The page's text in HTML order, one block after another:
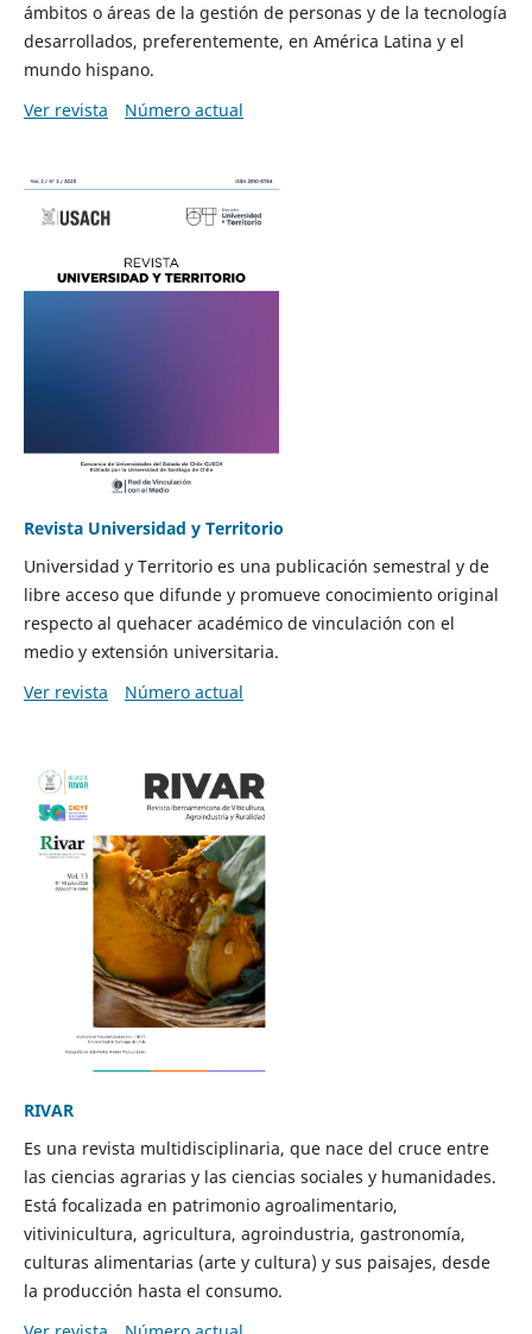
ámbitos o áreas de la gestión de personas y de la tecnología
desarrollados, preferentemente, en América Latina y el
mundo hispano.
Ver revista
Número actual
Revista Universidad y Territorio
Universidad y Territorio es una publicación semestral y de
libre acceso que difunde y promueve conocimiento original
respecto al quehacer académico de vinculación con el
medio y extensión universitaria.
Ver revista
Número actual
RIVAR
Es una revista multidisciplinaria, que nace del cruce entre
las ciencias agrarias y las ciencias sociales y humanidades.
Está focalizada en patrimonio agroalimentario,
vitivinicultura, agricultura, agroindustria, gastronomía,
culturas alimentarias (arte y cultura) y sus paisajes, desde
la producción hasta el consumo.